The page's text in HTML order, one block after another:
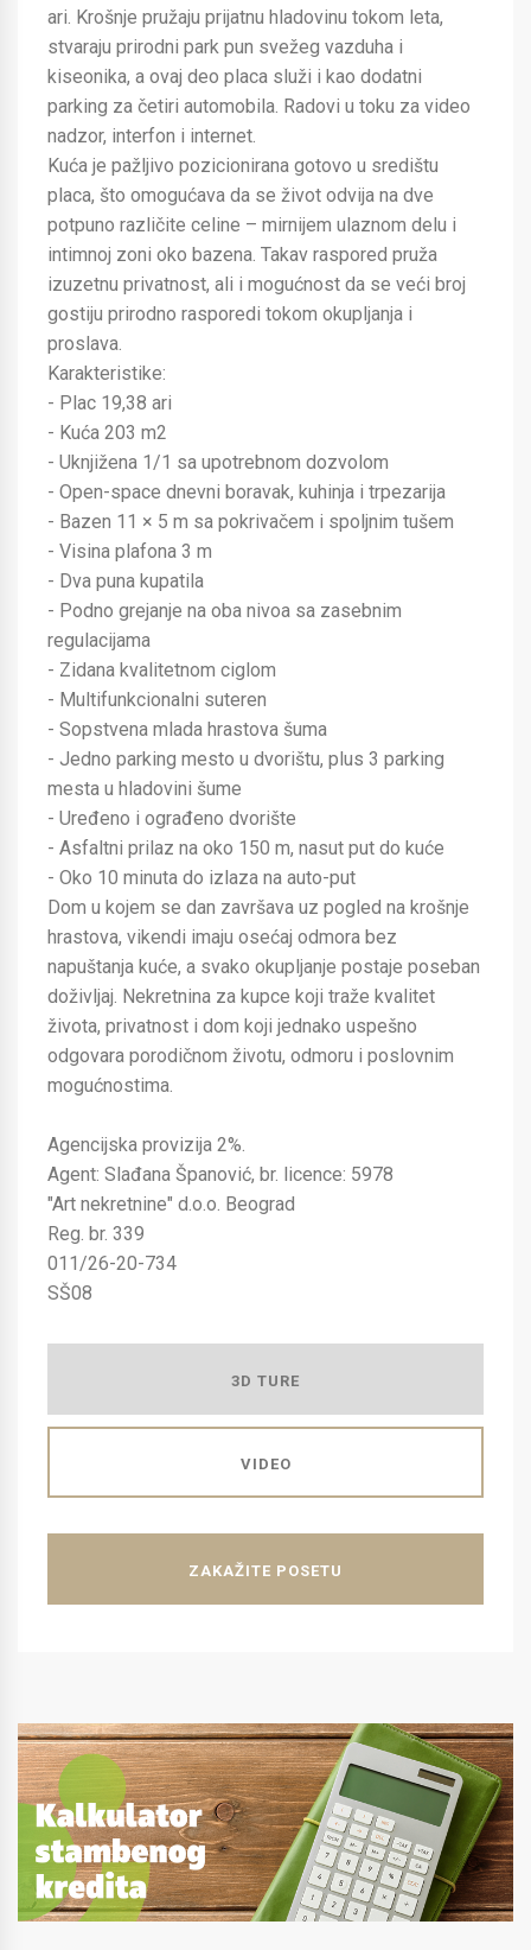
ari. Krošnje pružaju prijatnu hladovinu tokom leta,
stvaraju prirodni park pun svežeg vazduha i
kiseonika, a ovaj deo placa služi i kao dodatni
parking za četiri automobila. Radovi u toku za video
nadzor, interfon i internet.
Kuća je pažljivo pozicionirana gotovo u središtu
placa, što omogućava da se život odvija na dve
potpuno različite celine – mirnijem ulaznom delu i
intimnoj zoni oko bazena. Takav raspored pruža
izuzetnu privatnost, ali i mogućnost da se veći broj
gostiju prirodno rasporedi tokom okupljanja i
proslava.
Karakteristike:
- Plac 19,38 ari
- Kuća 203 m2
- Uknjižena 1/1 sa upotrebnom dozvolom
- Open-space dnevni boravak, kuhinja i trpezarija
- Bazen 11 × 5 m sa pokrivačem i spoljnim tušem
- Visina plafona 3 m
- Dva puna kupatila
- Podno grejanje na oba nivoa sa zasebnim
regulacijama
- Zidana kvalitetnom ciglom
- Multifunkcionalni suteren
- Sopstvena mlada hrastova šuma
- Jedno parking mesto u dvorištu, plus 3 parking
mesta u hladovini šume
- Uređeno i ograđeno dvorište
- Asfaltni prilaz na oko 150 m, nasut put do kuće
- Oko 10 minuta do izlaza na auto-put
Dom u kojem se dan završava uz pogled na krošnje
hrastova, vikendi imaju osećaj odmora bez
napuštanja kuće, a svako okupljanje postaje poseban
doživljaj. Nekretnina za kupce koji traže kvalitet
života, privatnost i dom koji jednako uspešno
odgovara porodičnom životu, odmoru i poslovnim
mogućnostima.
Agencijska provizija 2%.
Agent: Slađana Španović, br. licence: 5978
"Art nekretnine" d.o.o. Beograd
Reg. br. 339
011/26-20-734
SŠ08
3D TURE
VIDEO
ZAKAŽITE POSETU